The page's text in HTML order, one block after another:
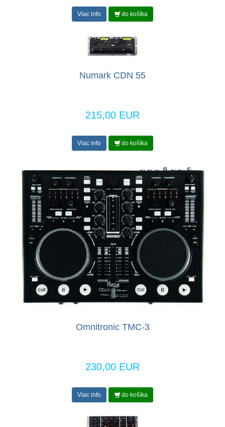
Viac info do košíka
Numark CDN 55
215,00 EUR
Viac info do košíka
Omnitronic TMC-3
230,00 EUR
Viac info do košíka